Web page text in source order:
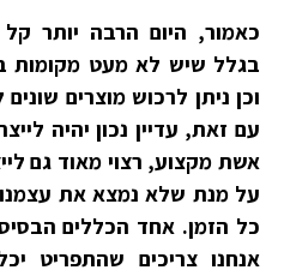
כאמור, היום הרבה יותר
בגלל שיש לא מעט מקומות
וכן ניתן לרכוש מוצרים
עם זאת, עדיין נכון יהיה
אשת מקצוע, רצוי מאוד גם
על מנת שלא נמצא את
כל הזמן. אחד הכללים
אנחנו צריכים שהתפריט